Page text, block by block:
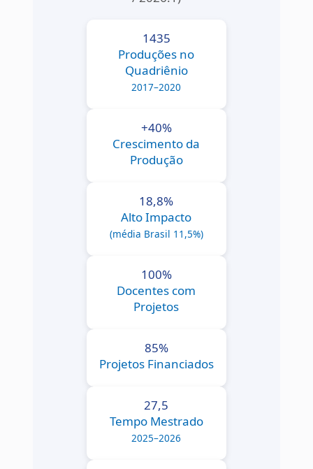
1435
Produções no
Quadriênio
2017–2020
+40%
Crescimento da
Produção
18,8%
Alto Impacto
(média Brasil 11,5%)
100%
Docentes com
Projetos
85%
Projetos Financiados
27,5
Tempo Mestrado
2025–2026